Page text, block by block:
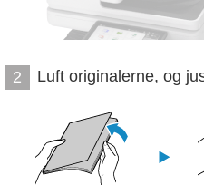
2 Luft originalerne, og